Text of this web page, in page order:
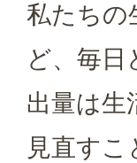
私たちの
ど、毎
出量は生
見直す